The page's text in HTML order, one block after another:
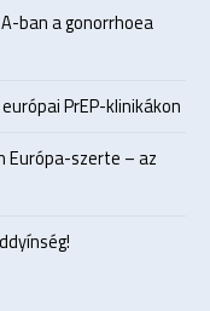
ban a gonorrhoea
PrEP-klinikákon
Európa-szerte – az